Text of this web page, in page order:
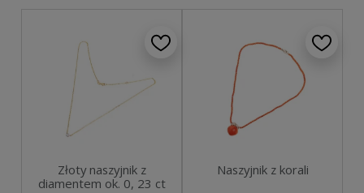
Złoty naszyjnik z
diamentem ok. 0, 23 ct
Naszyjnik z korali